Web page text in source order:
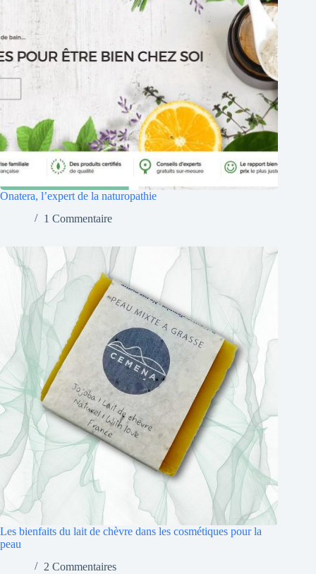
Onatera, l’expert de la naturopathie
1 Commentaire
Les bienfaits du lait de chèvre dans les cosmétiques pour la
peau
2 Commentaires